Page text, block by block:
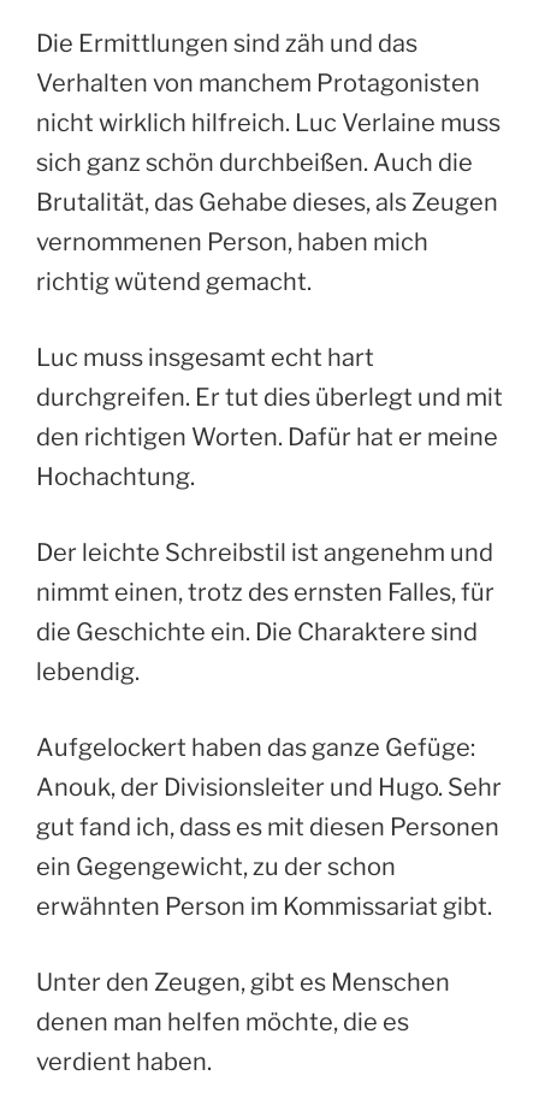
Die Ermittlungen sind zäh und das
Verhalten von manchem Protagonisten
nicht wirklich hilfreich. Luc Verlaine muss
sich ganz schön durchbeißen. Auch die
Brutalität, das Gehabe dieses, als Zeugen
vernommenen Person, haben mich
richtig wütend gemacht.
Luc muss insgesamt echt hart
durchgreifen. Er tut dies überlegt und mit
den richtigen Worten. Dafür hat er meine
Hochachtung.
Der leichte Schreibstil ist angenehm und
nimmt einen, trotz des ernsten Falles, für
die Geschichte ein. Die Charaktere sind
lebendig.
Aufgelockert haben das ganze Gefüge:
Anouk, der Divisionsleiter und Hugo. Sehr
gut fand ich, dass es mit diesen Personen
ein Gegengewicht, zu der schon
erwähnten Person im Kommissariat gibt.
Unter den Zeugen, gibt es Menschen
denen man helfen möchte, die es
verdient haben.